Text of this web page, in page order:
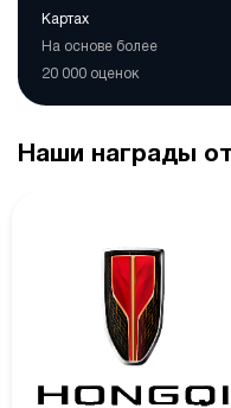
Картах
На основе более
20 000 оценок
Наши награды